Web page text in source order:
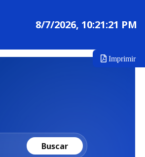
8/7/2026, 10:21:21 PM
Imprimir
Buscar